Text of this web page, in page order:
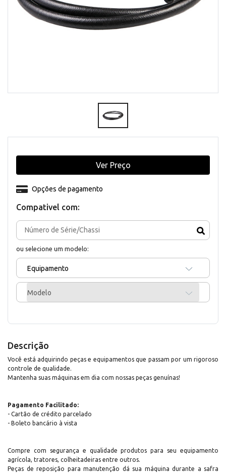
Compativel com:
ou selecione um modelo:
Equipamento
Modelo
Opções de pagamento
Ver Preço
Descrição
Você está adquirindo peças e equipamentos que passam por um rigoroso
controle de qualidade.
Mantenha suas máquinas em dia com nossas peças genuínas!
Pagamento Facilitado:
- Cartão de crédito parcelado
- Boleto bancário à vista
Compre com segurança e qualidade produtos para seu equipamento
agrícola, tratores, colheitadeiras entre outros.
Peças de reposição para manutenção dá sua máquina durante a safra